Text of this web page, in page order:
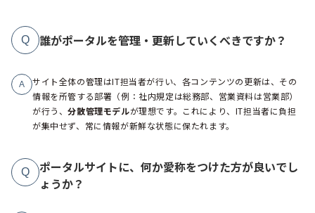
Q 誰がポータルを管理・更新していくべきですか？
A
サイト全体の管理はIT担当者が行い、各コンテンツの更新は、その
情報を所管する部署（例：社内規定は総務部、営業資料は営業部）
が行う、分散管理モデルが理想です。これにより、IT担当者に負担
が集中せず、常に情報が新鮮な状態に保たれます。
Q
ポータルサイトに、何か愛称をつけた方が良いでし
ょうか？